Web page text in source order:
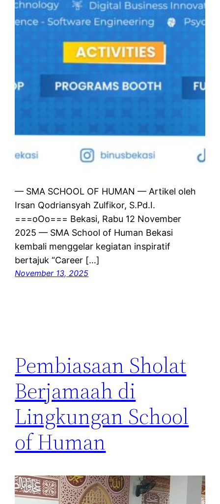
— SMA SCHOOL OF HUMAN — Artikel oleh
Irsan Qodriansyah Zulfikor, S.Pd.I.
===oOo=== Bekasi, Rabu 12 November
2025 — SMA School of Human Bekasi
kembali menggelar kegiatan inspiratif
bertajuk “Career […]
November 13, 2025
Pembiasaan Sholat
Berjamaah di
Lingkungan School
of Human